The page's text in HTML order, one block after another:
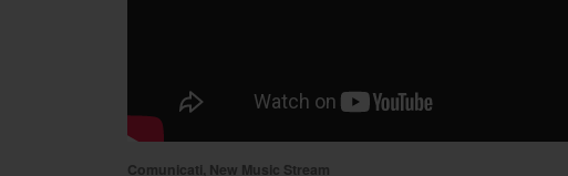
Comunicati, New Music Stream